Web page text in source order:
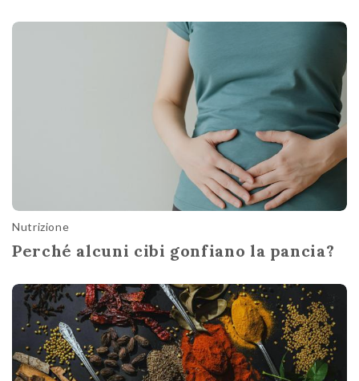
Nutrizione
Perché alcuni cibi gonfiano la pancia?